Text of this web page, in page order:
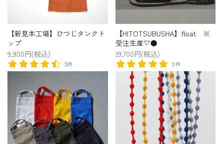
【新見本工場】ひつじタンクト
ップ
9,900円(税込)
3件
【HITOTSUBUSHA】float ※
受注生産▽●
29,700円(税込)
1件